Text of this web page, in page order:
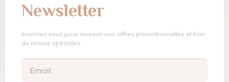
Newsletter
Inscrivez vous pour recevoir nos offres promotionnelles et bon
de remise spéciales